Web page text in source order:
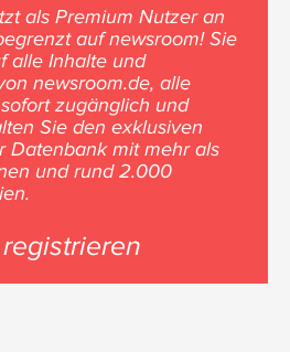
als Premium Nutzer an
auf newsroom! Sie
alle Inhalte und
newsroom.de, alle
zugänglich und
Sie den exklusiven
Datenbank mit mehr als
und rund 2.000